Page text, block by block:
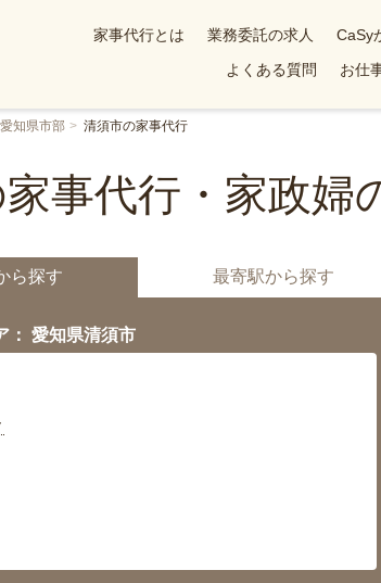
家事代行とは 業務委託の求人 CaSy
よくある質問
お仕
愛知県市部 清須市の家事代行
事代行・家政婦
ら探す 最寄駅から探す
： 愛知県清須市